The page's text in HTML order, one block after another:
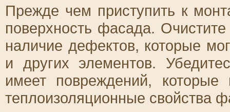
Прежде чем приступить к
поверхность фасада.
наличие дефектов, которые
и других элементов.
имеет повреждений, которые
теплоизоляционные свойства